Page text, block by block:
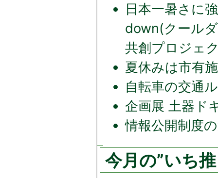
日本一暑さに
down(クール
共創プロジェ
夏休みは市有
自転車の交通
企画展 土器ド
情報公開制度
今月の”いち